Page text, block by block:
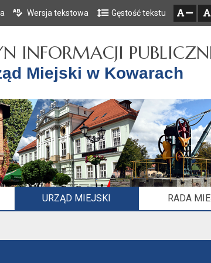
Przejdź do głównego menu
Przejdź do treści
Przejdź do mapy serwisu
Wersja tekstowa Gęstość tekstu
INFORMACJI
Miejski w Kowarach
URZĄD MIEJSKI RADA